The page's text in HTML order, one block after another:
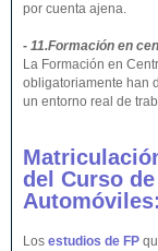
por cuenta ajena.
- 11.Formación en
La Formación en
obligatoriamente han
un entorno real de
del Curso
Automóviles:
Los estudios de FP